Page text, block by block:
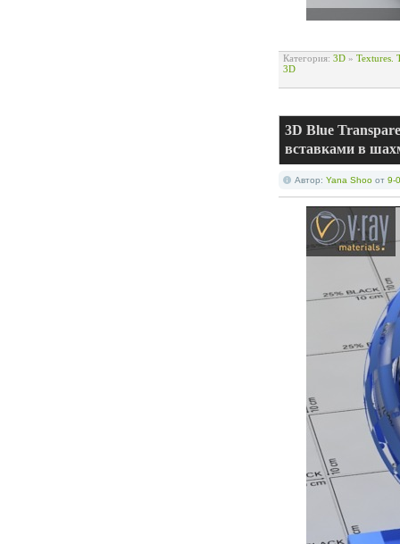
Категория: 3D » Textures.
3D
3D Blue
вставками в
Автор: Yana Shoo от 9-